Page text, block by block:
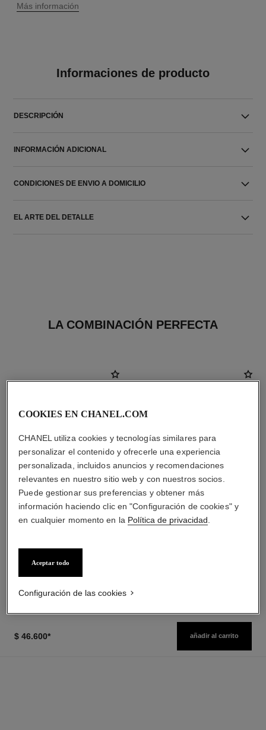
↩
Más información
Informaciones de producto
DESCRIPCIÓN
INFORMACIÓN ADICIONAL
CONDICIONES DE ENVIO A DOMICILIO
EL ARTE DEL DETALLE
LA COMBINACIÓN PERFECTA
le rouge duo ultra tenue
Duración
Ref. 175104
16 tonos disponibles
($6775/ml)
Ver información
crayon sourcils
$ 46.600* añadir al carrito
COOKIES EN CHANEL.COM
CHANEL utiliza cookies y tecnologías similares para
personalizar el contenido y ofrecerle una experiencia
personalizada, incluidos anuncios y recomendaciones
relevantes en nuestro sitio web y con nuestros socios.
Puede gestionar sus preferencias y obtener más
información haciendo clic en "Configuración de cookies" y
en cualquier momento en la Política de privacidad
Aceptar todo
Configuración de las cookies